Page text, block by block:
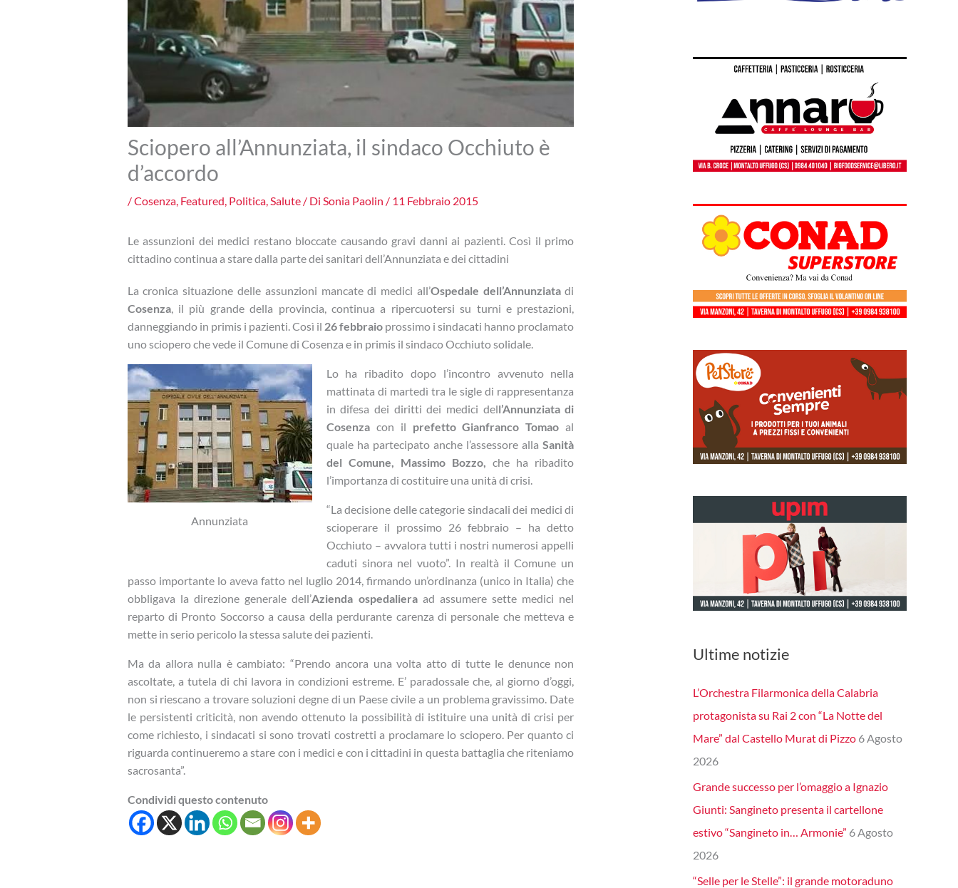
Sciopero all’Annunziata, il sindaco Occhiuto è
d’accordo
/Cosenza, Featured Politica, Salute/ Di Sonia Paolin / 11 Febbraio 2015
Le assunzioni dei medici restano bloccate causando gravi danni ai pazienti. Così il primo
cittadino continua a stare dalla parte dei sanitari dell’Annunziata e dei cittadini
La cronica situazione delle assunzioni mancate di medici all’Ospedale dell’Annunziatadi
Cosenza, il più grande della provincia, continua a ripercuotersi su turni e prestazioni,
danneggiando in primis i pazienti. Così il 26 febbraio prossimo i sindacati hanno proclamato
uno sciopero che vede il Comune di Cosenza e in primis il sindaco Occhiuto solidale.
Annunziata
Lo ha ribadito dopo l’incontro avvenuto nella
mattinata di martedì tra le sigle di rappresentanza
in difesa dei diritti dei medici dell’Annunziata di
Cosenzacon il prefetto Gianfranco Tomao al
quale ha partecipato anche l’assessore alla Sanità
del Comune, Massimo Bozzo,
che ha ribadito
l’importanza di costituire una unità di crisi.
“La decisione delle categorie sindacali dei medici di
scioperare il prossimo 26 febbraio – ha detto
Occhiuto – avvalora tutti i nostri numerosi appelli
caduti sinora nel vuoto”. In realtà il Comune un
passo importante lo aveva fatto nel luglio 2014, firmando un’ordinanza (unico in Italia) che
obbligava la direzione generale dell’Azienda ospedalieraad assumere sette medici nel
reparto di Pronto Soccorso a causa della perdurante carenza di personale che metteva e
mette in serio pericolo la stessa salute dei pazienti.
Ma da allora nulla è cambiato: “Prendo ancora una volta atto di tutte le denunce non
ascoltate, a tutela di chi lavora in condizioni estreme. E’ paradossale che, al giorno d’oggi,
non si riescano a trovare soluzioni degne di un Paese civile a un problema gravissimo. Date
le persistenti criticità, non avendo ottenuto la possibilità di istituire una unità di crisi per
come richiesto, i sindacati si sono trovati costretti a proclamare lo sciopero. Per quanto ci
riguarda continueremo a stare con i medici e con i cittadini in questa battaglia che riteniamo
sacrosanta”.
Condividi questo contenuto
Ultime notizie
L’Orchestra Filarmonica della Calabria
protagonista su Rai 2 con “La Notte del
Mare” dal Castello Murat di Pizzo 6 Agosto
2026
Grande successo per l’omaggio a Ignazio
Giunti: Sangineto presenta il cartellone
estivo “Sangineto in… Armonie” 6 Agosto
2026
“Selle per le Stelle”: il grande motoraduno